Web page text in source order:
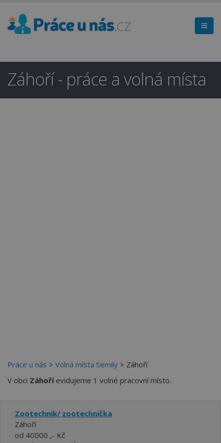
Záhoří - práce a volná místa
Práce u nás > Volná místa Semily > Záhoří
V obci Záhoříevidujeme 1 volné pracovní místo.
Zootechnik/ zootechnička
Záhoří
od 40000 ,- Kč